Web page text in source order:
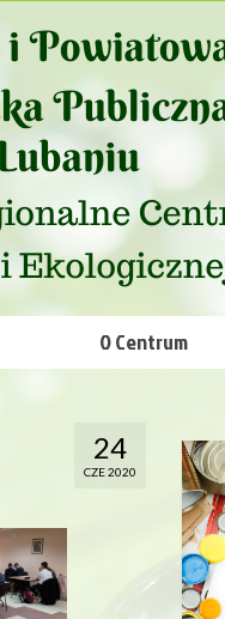
O Centrum
24
CZE 2020